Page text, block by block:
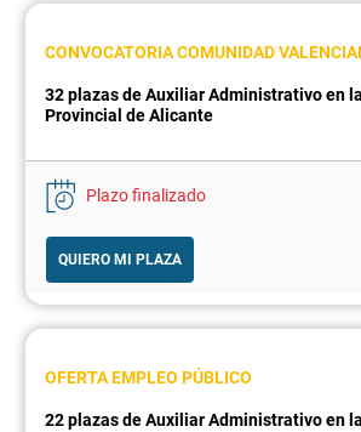
CONVOCATORIA COMUNIDAD
32 plazas de Auxiliar Administrativo en
Provincial de Alicante
Plazo finalizado
QUIERO MI PLAZA
OFERTA EMPLEO PÚBLICO
22 plazas de Auxiliar Administrativo en